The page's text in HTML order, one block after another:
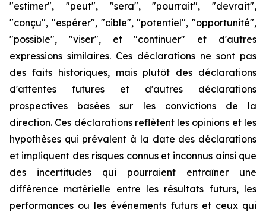
"estimer", "peut", "sera", "pourrait", "devrait",
"conçu", "espérer", "cible", "potentiel", "opportunité",
"possible", "viser", et "continuer" et d'autres
expressions similaires. Ces déclarations ne sont pas
des faits historiques, mais plutôt des déclarations
d'attentes futures et d'autres déclarations
prospectives basées sur les convictions de la
direction. Ces déclarations reflètent les opinions et les
hypothèses qui prévalent à la date des déclarations
et impliquent des risques connus et inconnus ainsi que
des incertitudes qui pourraient entraîner une
différence matérielle entre les résultats futurs, les
performances ou les événements futurs et ceux qui